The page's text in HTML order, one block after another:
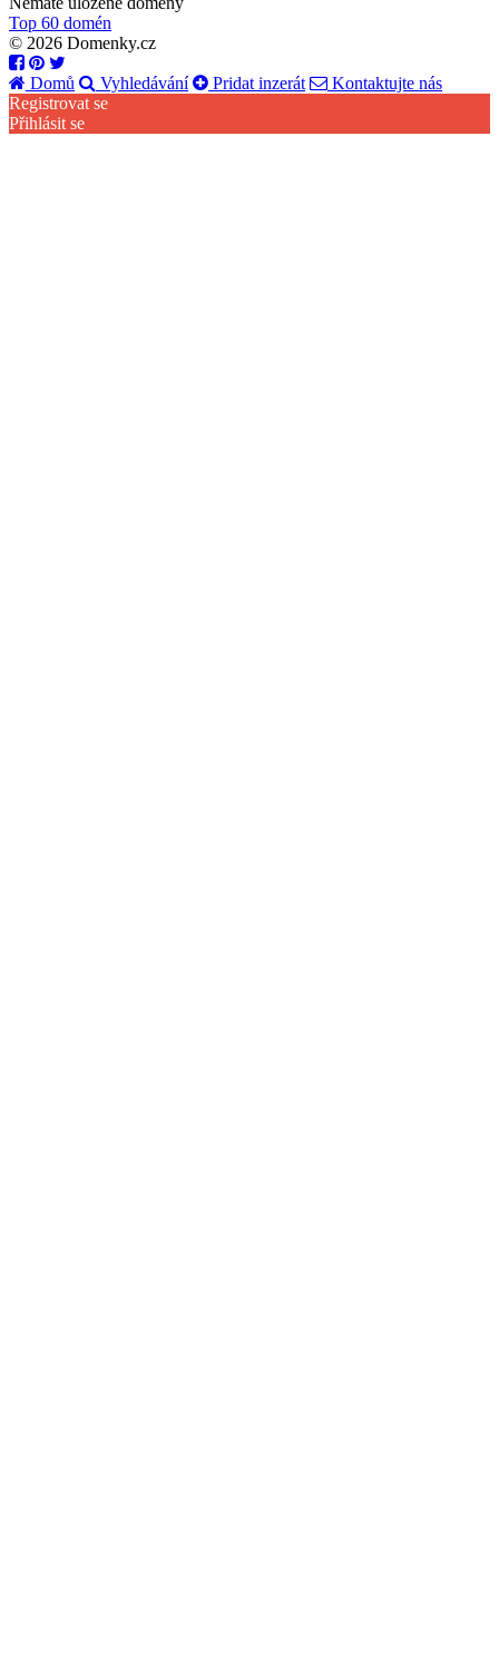
Top 60 domén
© 2026 Domenky.cz
Domů Vyhledávání Pridat inzerát
Kontaktujte nás
Registrovat se
Přihlásit se